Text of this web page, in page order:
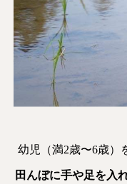
幼児（満2歳〜6歳）
田んぼに手や足を入